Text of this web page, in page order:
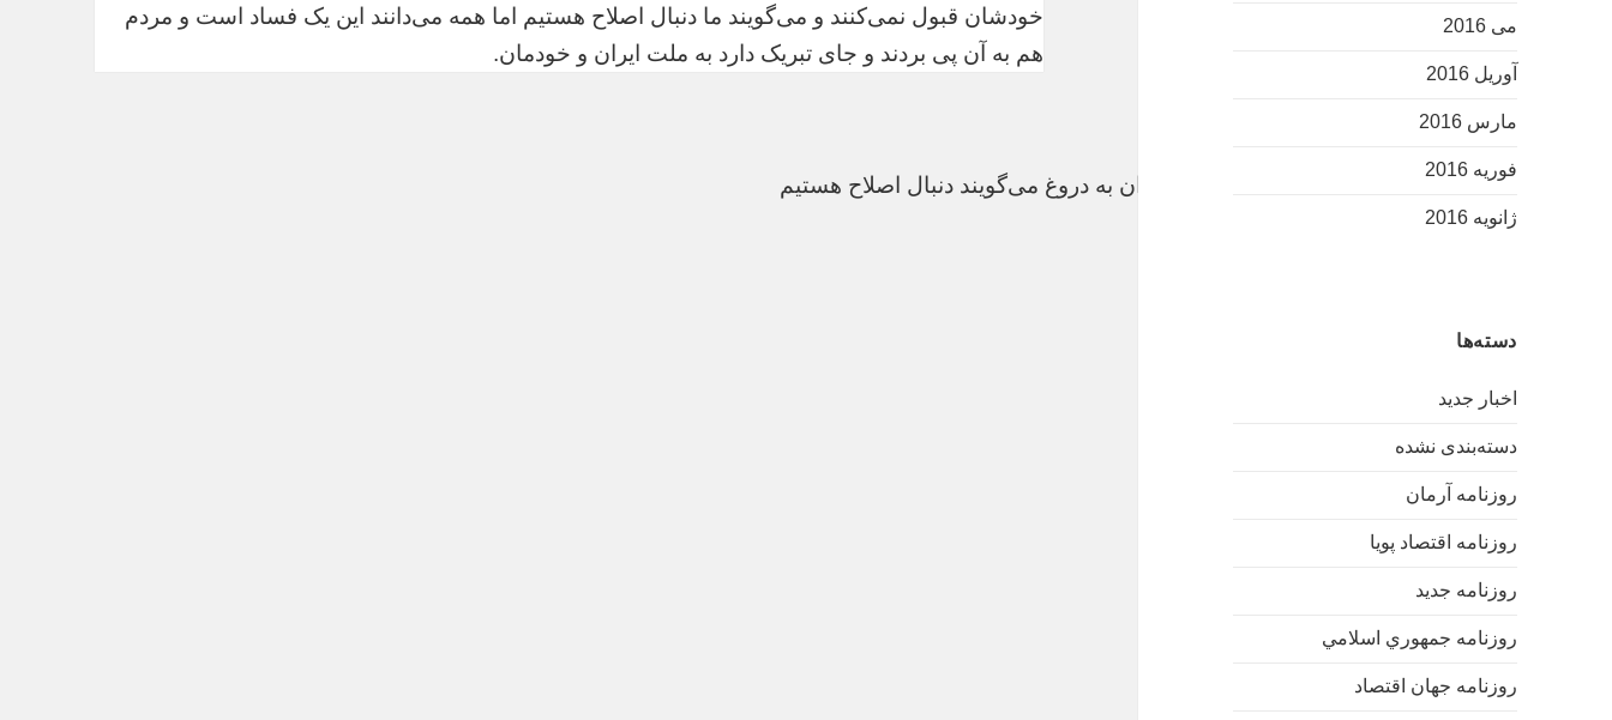
می 2016
آوریل 2016
مارس 2016
فوریه 2016
ژانویه 2016
دسته‌ها
اخبار جدید
دسته‌بندی نشده
روزنامه آرمان
روزنامه اقتصاد پویا
روزنامه جدید
روزنامه جمهوري اسلامي
روزنامه جهان اقتصاد
خودشان قبول نمی‌کنند و می‌گویند ما دنبال اصلاح هستیم اما همه می‌دانند این یک فساد است و مردم
هم به آن پی بردند و جای تبریک دارد به ملت ایران و خودمان.
فرمانده سپاه: فتنه ۸۸ عقبه ۱۰ ساله داشت/ فتنه‌گران به دروغ می‌گویند دنبال اصلاح هستیم